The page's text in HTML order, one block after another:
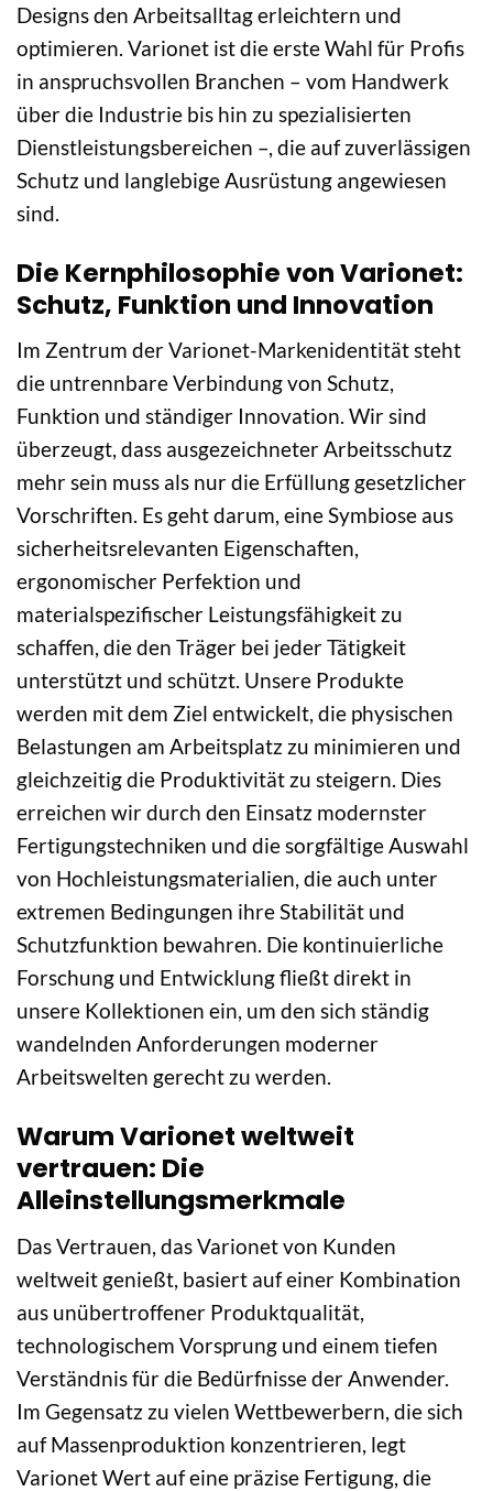
Designs den Arbeitsalltag erleichtern und
optimieren. Varionet ist die erste Wahl für Profis
in anspruchsvollen Branchen – vom Handwerk
über die Industrie bis hin zu spezialisierten
Dienstleistungsbereichen –, die auf zuverlässigen
Schutz und langlebige Ausrüstung angewiesen
sind.
Die Kernphilosophie von Varionet:
Schutz, Funktion und Innovation
Im Zentrum der Varionet-Markenidentität steht
die untrennbare Verbindung von Schutz,
Funktion und ständiger Innovation. Wir sind
überzeugt, dass ausgezeichneter Arbeitsschutz
mehr sein muss als nur die Erfüllung gesetzlicher
Vorschriften. Es geht darum, eine Symbiose aus
sicherheitsrelevanten Eigenschaften,
ergonomischer Perfektion und
materialspezifischer Leistungsfähigkeit zu
schaffen, die den Träger bei jeder Tätigkeit
unterstützt und schützt. Unsere Produkte
werden mit dem Ziel entwickelt, die physischen
Belastungen am Arbeitsplatz zu minimieren und
gleichzeitig die Produktivität zu steigern. Dies
erreichen wir durch den Einsatz modernster
Fertigungstechniken und die sorgfältige Auswahl
von Hochleistungsmaterialien, die auch unter
extremen Bedingungen ihre Stabilität und
Schutzfunktion bewahren. Die kontinuierliche
Forschung und Entwicklung fließt direkt in
unsere Kollektionen ein, um den sich ständig
wandelnden Anforderungen moderner
Arbeitswelten gerecht zu werden.
Warum Varionet weltweit
vertrauen: Die
Alleinstellungsmerkmale
Das Vertrauen, das Varionet von Kunden
weltweit genießt, basiert auf einer Kombination
aus unübertroffener Produktqualität,
technologischem Vorsprung und einem tiefen
Verständnis für die Bedürfnisse der Anwender.
Im Gegensatz zu vielen Wettbewerbern, die sich
auf Massenproduktion konzentrieren, legt
Varionet Wert auf eine präzise Fertigung, die